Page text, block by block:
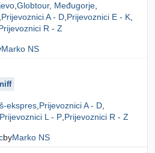
Globtour, Međugorje
Prijevoznici A - D Prijevoznici E - K
R - Z
Marko NS
ekspres Prijevoznici A - D
Prijevoznici L - P Prijevoznici R - Z
byMarko NS